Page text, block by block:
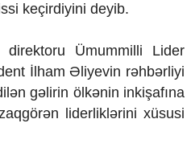
keçirdiyini deyib.
Ümummilli Lider
İlham Əliyevin rəhbərliyi
gəlirin ölkənin inkişafına
liderliklərini xüsusi